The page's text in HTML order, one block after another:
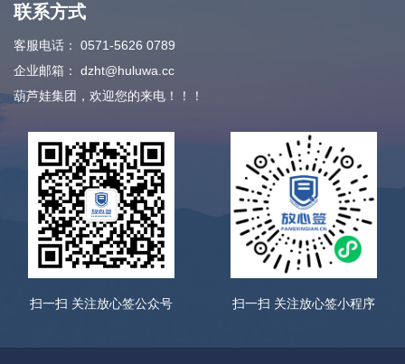
联系方式
客服电话：
0571-5626 0789
企业邮箱：
dzht@huluwa.cc
葫芦娃集团，欢迎您的来电！！！
扫一扫 关注放心签公众号 扫一扫 关注放心签小程序